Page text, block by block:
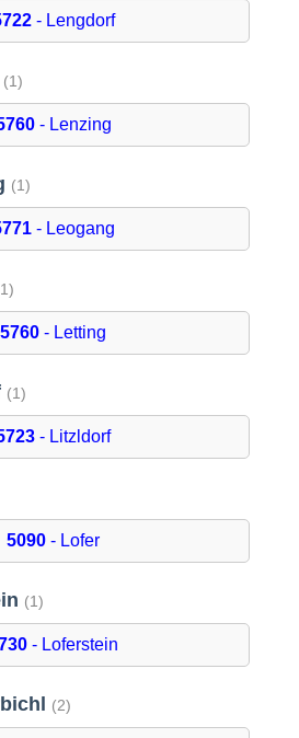
- Lengdorf
(1)
- Lenzing
(1)
- Leogang
5760 - Letting
(1)
- Litzldorf
5090 - Lofer
(1)
- Loferstein
(2)